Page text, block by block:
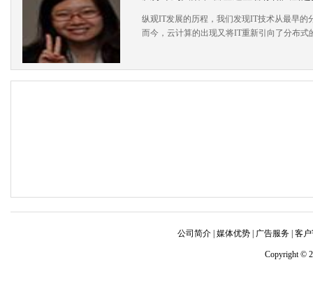
纵观IT发展的历程，我们发现IT技术从最早的
而今，云计算的出现又将IT重新引向了分布式
公司简介 |媒体优势 广告服务 |客
Copyright ©